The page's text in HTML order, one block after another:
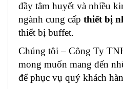
đầy tâm huyết và nhiều
ngành cung cấp thiết bị
thiết bị buffet.
Chúng tôi – Công Ty
mong muốn mang đến
để phục vụ quý khách